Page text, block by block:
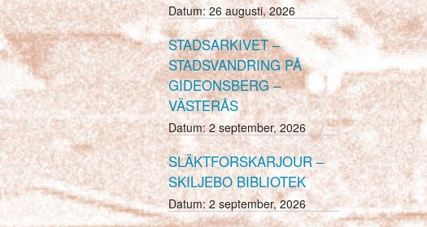
Datum:26 augusti, 2026
STADSARKIVET –
STADSVANDRING PÅ
GIDEONSBERG –
VÄSTERÅS
Datum:2 september, 2026
SLÄKTFORSKARJOUR –
SKILJEBO BIBLIOTEK
Datum:2 september, 2026